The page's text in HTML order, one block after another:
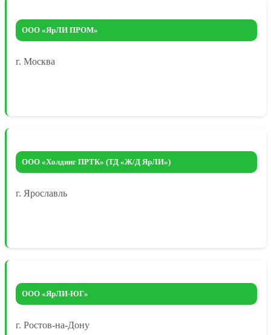
ООО «ЯрЛИ ПРОМ»
г. Москва
ООО «Холдинг ПРТК» (ТД «Ж/Д ЯрЛИ»)
г. Ярославль
ООО «ЯрЛИ-ЮГ»
г. Ростов-на-Дону